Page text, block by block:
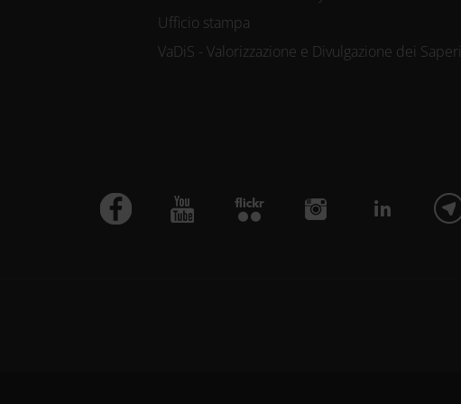
Ufficio stampa
VaDiS - Valorizzazione e Divulgazione dei Saperi